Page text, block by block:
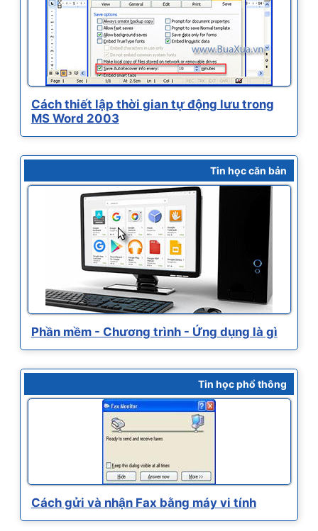
Cách thiết lập thời gian tự động lưu trong
MS Word 2003
Tin học căn bản
Phần mềm - Chương trình - Ứng dụng là gì
Tin học phổ thông
Cách gửi và nhận Fax bằng máy vi tính